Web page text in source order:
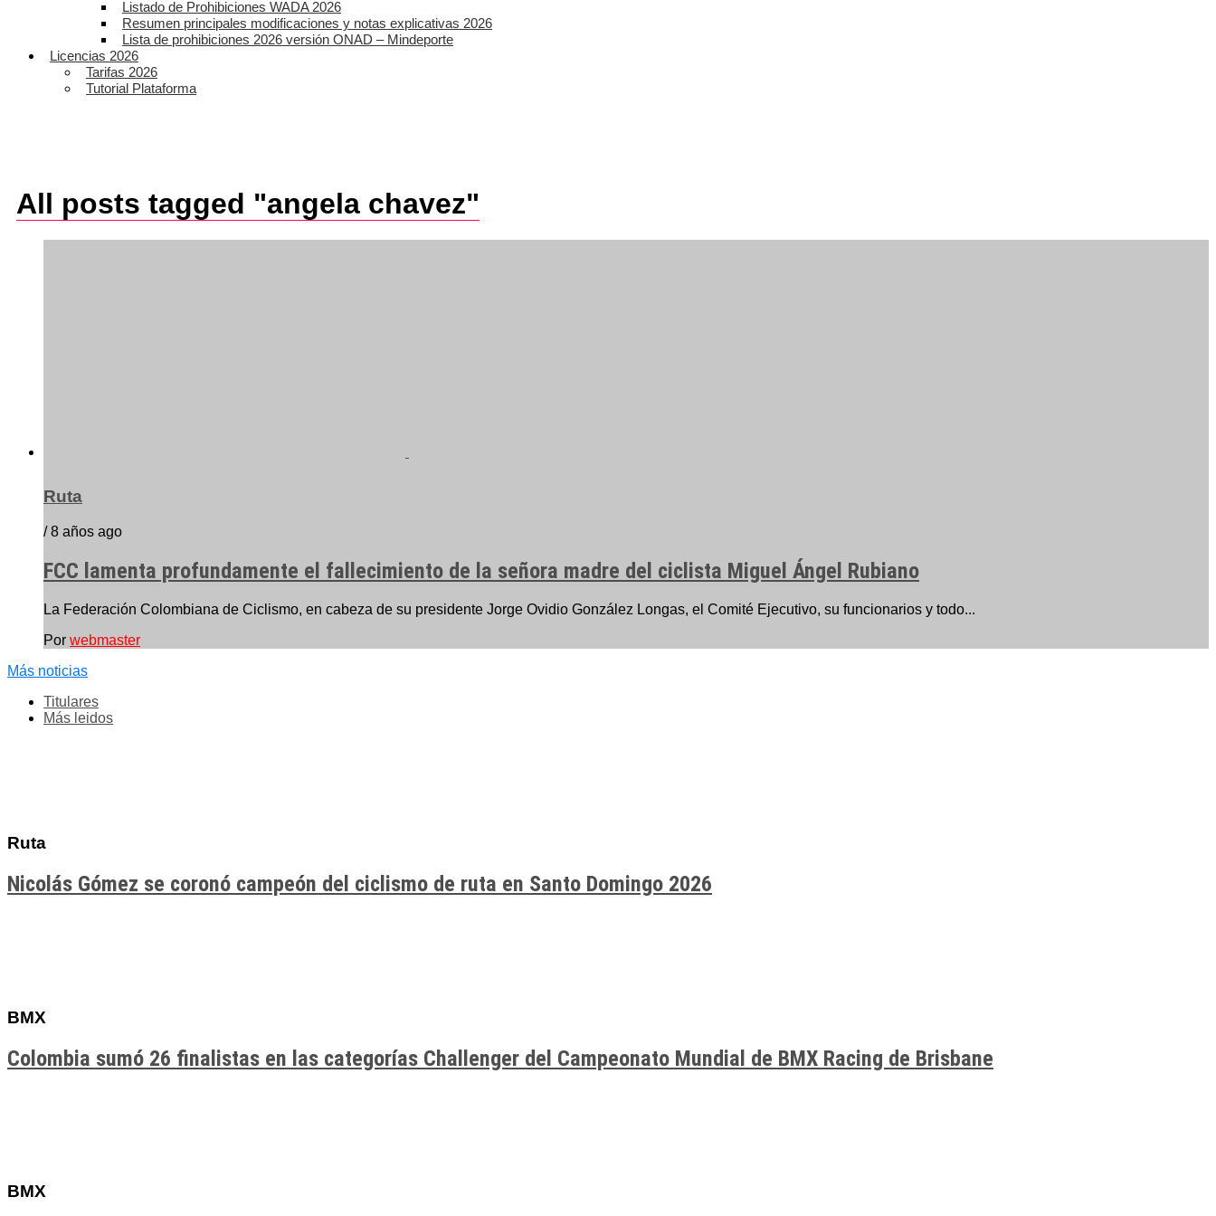
Listado de Prohibiciones WADA 2026
Resumen principales modificaciones y notas explicativas 2026
Lista de prohibiciones 2026 versión ONAD – Mindeporte
Licencias 2026
Tarifas 2026
Tutorial Plataforma
All posts tagged "angela chavez"
Ruta
/ 8 años ago
FCC lamenta profundamente el fallecimiento de la señora madre del ciclista Miguel Ángel Rubiano
La Federación Colombiana de Ciclismo, en cabeza de su presidente Jorge Ovidio González Longas, el Comité Ejecutivo, su funcionarios y todo...
Por webmaster
Más noticias
Titulares
Más leidos
Ruta
Nicolás Gómez se coronó campeón del ciclismo de ruta en Santo Domingo 2026
BMX
Colombia sumó 26 finalistas en las categorías Challenger del Campeonato Mundial de BMX Racing de Brisbane
BMX